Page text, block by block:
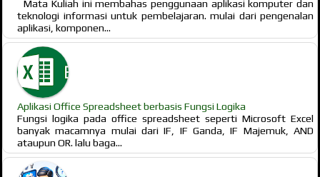
Mata Kuliah ini membahas penggunaan aplikasi komputer dan
teknologi informasi untuk pembelajaran. mulai dari pengenalan
aplikasi, komponen...
Aplikasi Office Spreadsheet berbasis Fungsi Logika
Fungsi logika pada office spreadsheet seperti Microsoft Excel
banyak macamnya mulai dari IF, IF Ganda, IF Majemuk, AND
ataupun OR. lalu baga...